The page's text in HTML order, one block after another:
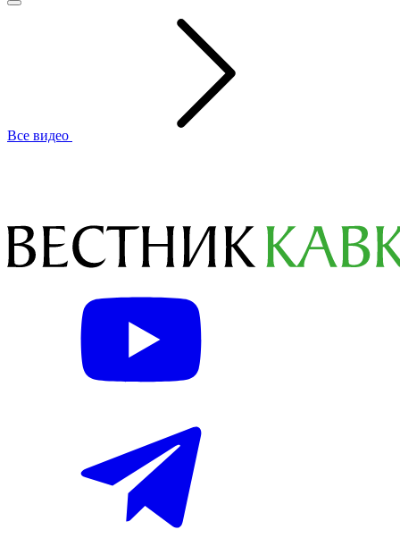
Все видео